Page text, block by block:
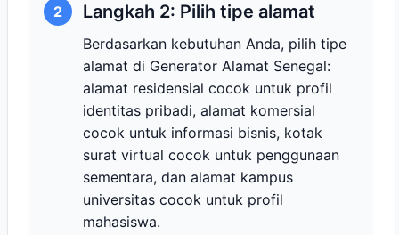
2 Langkah 2: Pilih tipe alamat
Berdasarkan kebutuhan Anda, pilih tipe
alamat di Generator Alamat Senegal:
alamat residensial cocok untuk profil
identitas pribadi, alamat komersial
cocok untuk informasi bisnis, kotak
surat virtual cocok untuk penggunaan
sementara, dan alamat kampus
universitas cocok untuk profil
mahasiswa.